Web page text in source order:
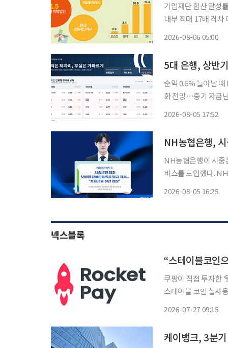
기업재단 합산 달성
내부 최대 17배 격차 미소금융 신상품 공급 실적에서 기업미소금융재단이 은행재단과 지역
2026-08-06 05:00
순익 0.6% 늘어날
화 전망⋯중기 자금난 딜레마 5대 은행이 올해 상반기 9조원이
2026-08-05 17:52
NH농협은행,
NH농협은행이 시중
비스를 도입했다. NH농협은행은 5일부터 NH올원뱅크에서 모바일 장애인등록증 발급 서비
2026-08-05 16:25
넥스블록
쿠팡이 직접 투자한
스테이블 코인 실사용 가능성∙운영 안
2026-07-27 09:15